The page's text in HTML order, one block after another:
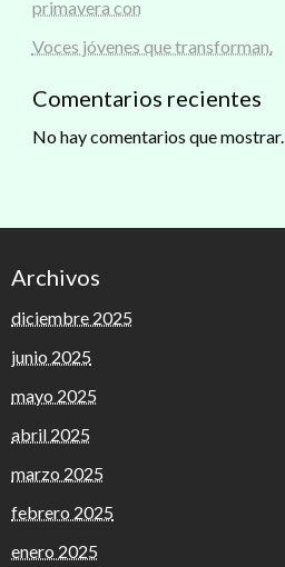
primavera con
Voces jóvenes que transforman.
Comentarios recientes
No hay comentarios que mostrar.
Archivos
diciembre 2025
junio 2025
mayo 2025
abril 2025
marzo 2025
febrero 2025
enero 2025